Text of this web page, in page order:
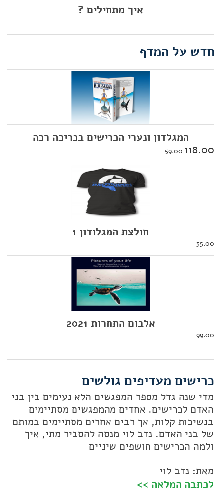
איך מתחילים ?
חדש על המדף
המגלדון ונערי הכרישים בכריכה רכה
118.00
חולצת המגלודון 1
35.00
אלבום התחרות 2021
99.00
כרישים מעדיפים גולשים
מדי שנה גדל מספר המפגשים הלא נעימים בין בני
האדם לכרישים. אחדים מהמפגשים מסתיימים
בנשיכות קלות, אך רבים אחרים מסתיימים במותם
של בני האדם. נדב לוי מנסה להסביר מתי, איך
ולמה הכרישים חושפים שיניים
מאת: נדב לוי
לכתבה המלאה >>